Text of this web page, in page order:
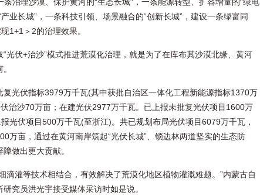
条治理沙漠、保护黄河的“生态长城”，一条能源转型、扩容增量的“绿电
业长城”，一条科技引领、场景融合的“创新长城”，建设一条绿富同
1+1＞2的治理效果。
光伏+治沙”模式推进荒漠化治理，就是为了在库布其沙漠北缘、黄河
光伏指标3979万千瓦(其中获批自治区一体化工程新能源指标1370万
治沙70万亩；在建光伏2977万千瓦。已上报未批复光伏项目1600万
光伏项目500万千瓦(至浙江)。共已规划布局光伏项目6079万千瓦，
万亩，通过在黄河南岸筑起“光伏长城”、锁边林两道坚实的生态防
做出更大贡献。
滴灌等技术相结合，有效解决了荒漠化地区植物灌溉难题。”内蒙古自
究员洪光宇接受媒体采访时如是说。